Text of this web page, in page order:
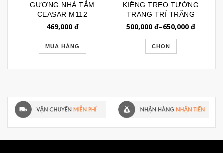
GƯƠNG NHÀ TẮM
CEASAR M112
469,000đ
MUA HÀNG
KIẾNG TREO TƯỜNG
TRANG TRÍ TRẮNG
MẠ BẠC BL127
500,000 đ–650,000 đ
CHỌN